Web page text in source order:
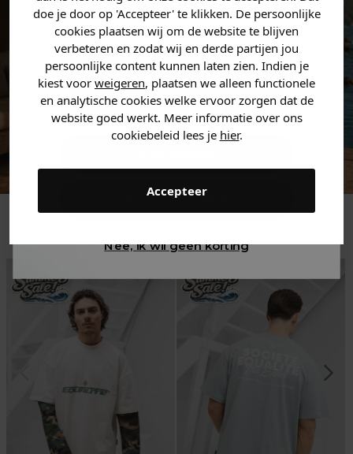
doe je door op 'Accepteer' te klikken. De persoonlijke
cookies plaatsen wij om de website te blijven
verbeteren en zodat wij en derde partijen jou
persoonlijke content kunnen laten zien. Indien je
kiest voor weigeren, plaatsen we alleen functionele
en analytische cookies welke ervoor zorgen dat de
website goed werkt. Meer informatie over ons
cookiebeleid lees je hier.
Accepteer
Heren kleding
Dames kleding
Gewoon rondkijken
Nee, ik wil geen korting